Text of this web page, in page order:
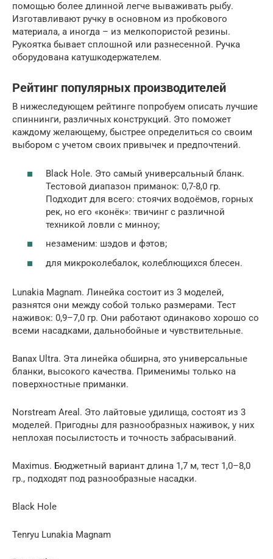
помощью более длинной легче вываживать рыбу.
Изготавливают ручку в основном из пробкового
материала, а иногда – из мелкопористой резины.
Рукоятка бывает сплошной или разнесенной. Ручка
оборудована катушкодержателем.
Рейтинг популярных производителей
В нижеследующем рейтинге попробуем описать лучшие
спиннинги, различных конструкций. Это поможет
каждому желающему, быстрее определиться со своим
выбором с учетом своих привычек и предпочтений.
Black Hole. Это самый универсальный бланк.
Тестовой диапазон приманок: 0,7-8,0 гр.
Подходит для всего: стоячих водоёмов, горных
рек, но его «конёк»: твичинг с различной
техникой ловли с минноу;
незаменим: шэдов и фэтов;
для микроколебалок, колеблющихся блесен.
Lunakia Magnam. Линейка состоит из 3 моделей,
разнятся они между собой только размерами. Тест
наживок: 0,9–7,0 гр. Они работают одинаково хорошо со
всеми насадками, дальнобойные и чувствительные.
Banax Ultra. Эта линейка обширна, это универсальные
бланки, высокого качества. Применимы только на
поверхностные приманки.
Norstream Areal. Это лайтовые удилища, состоят из 3
моделей. Пригодны для разнообразных наживок, у них
неплохая посылистость и точность забрасываний.
Maximus. Бюджетный вариант длина 1,7 м, тест 1,0–8,0
гр., подходят под разнообразные насадки.
Black Hole
Tenryu Lunakia Magnam